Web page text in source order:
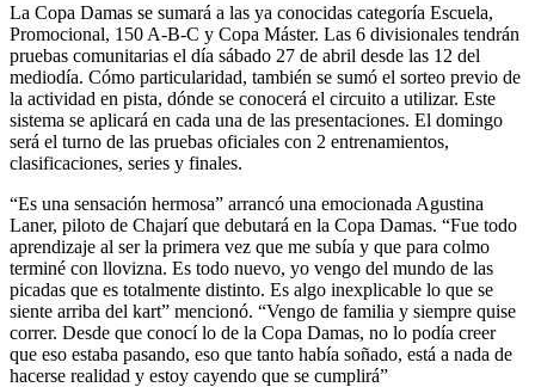
La Copa Damas se sumará a las ya conocidas categoría Escuela,
Promocional, 150 A-B-C y Copa Máster. Las 6 divisionales tendrán
pruebas comunitarias el día sábado 27 de abril desde las 12 del
mediodía. Cómo particularidad, también se sumó el sorteo previo de
la actividad en pista, dónde se conocerá el circuito a utilizar. Este
sistema se aplicará en cada una de las presentaciones. El domingo
será el turno de las pruebas oficiales con 2 entrenamientos,
clasificaciones, series y finales.
“Es una sensación hermosa” arrancó una emocionada Agustina
Laner, piloto de Chajarí que debutará en la Copa Damas. “Fue todo
aprendizaje al ser la primera vez que me subía y que para colmo
terminé con llovizna. Es todo nuevo, yo vengo del mundo de las
picadas que es totalmente distinto. Es algo inexplicable lo que se
siente arriba del kart” mencionó. “Vengo de familia y siempre quise
correr. Desde que conocí lo de la Copa Damas, no lo podía creer
que eso estaba pasando, eso que tanto había soñado, está a nada de
hacerse realidad y estoy cayendo que se cumplirá”